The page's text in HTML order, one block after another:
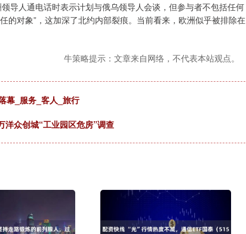
人通电话时表示计划与俄乌领导人会谈，但参与者不包括任何
的对象”，这加深了北约内部裂痕。当前看来，欧洲似乎被排除在
牛策略提示：文章来自网络，不代表本站观点。
幕_服务_客人_旅行
众创城“工业园区危房”调查